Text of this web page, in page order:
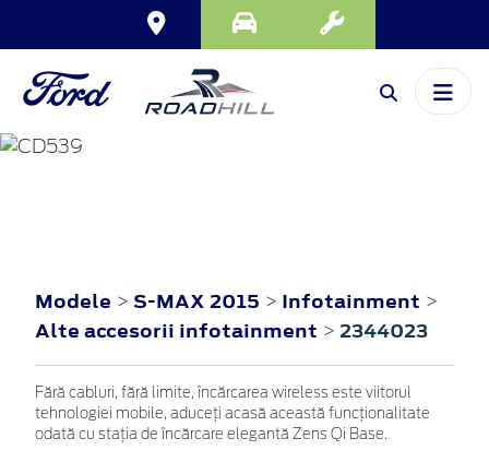
S-MAX
Modele > S-MAX 2015 > Infotainment >
Alte accesorii infotainment > 2344023
Fără cabluri, fără limite, încărcarea wireless este viitorul
tehnologiei mobile, aduceți acasă această funcționalitate
odată cu stația de încărcare elegantă Zens Qi Base.